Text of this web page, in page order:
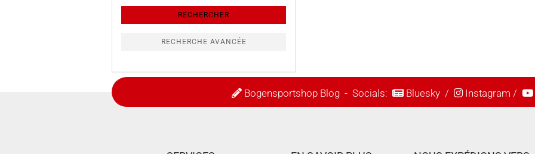
recherche
supplémentairesRECHERCHER
RECHERCHE AVANCÉE
Bogensportshop Blog- Socials: Bluesky/ Instagram /